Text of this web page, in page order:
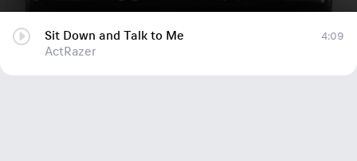
Sit Down and Talk to Me
ActRazer
4:09